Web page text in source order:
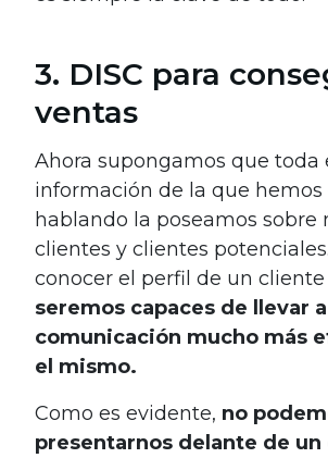
3. DISC para
ventas
Ahora supongamos que toda
información de la que hemos
hablando la poseamos sobre
clientes y clientes
conocer el perfil de un
seremos capaces de llevar
comunicación mucho más
el mismo.
Como es evidente, no
presentarnos delante de